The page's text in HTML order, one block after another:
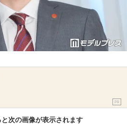
PR
次の画像が表示されます